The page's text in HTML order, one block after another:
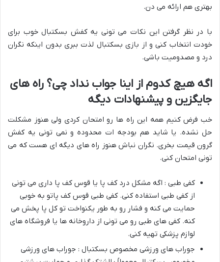
بهتری هم ارائه می دن.
با در نظر گرفتن این نکات می تونی یه کفش بسکتبال خوب برای
خودت انتخاب کنی و از بازی بسکتبال لذت ببری بدون اینکه نگران
درد و مصدومیت باشی.
اگه هیچ کدوم از اینا جواب نداد چی؟ راه های
جایگزین و پیشنهادات دیگه
خب فرض کنیم همه این راه ها رو امتحان کردی ولی هنوز مشکلت
حل نشده. یا شاید هم بودجه ات محدوده و نمی تونی یه کفش
گرون قیمت بخری. نگران نباش هنوز راه های دیگه ای هست که می
تونی امتحان کنی.
کفی طبی : اگه مشکل درد کف پا یا قوس کف پا داری می تونی
از کفی طبی استفاده کنی. کفی طبی قوس کف پاتو به خوبی
حمایت می کنه و فشار رو به طور یکنواخت تو کل پا پخش می
کنه. کفی های طبی رو می تونی از داروخانه ها یا فروشگاه های
لوازم پزشکی تهیه کنی.
جوراب های ورزشی مخصوص بسکتبال : جوراب های ورزشی